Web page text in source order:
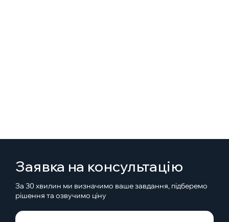
Заявка на консультацію
За 30 хвилин ми визначимо ваше завдання, підберемо
рішення та озвучимо ціну